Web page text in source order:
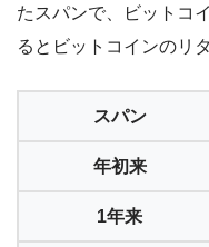
たスパンで、ビットコ
るとビットコインのリ
スパン
年初来
1年来